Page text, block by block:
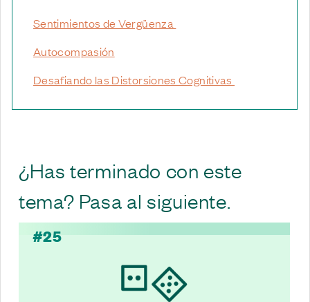
Sentimientos de Vergüenza
Autocompasión
Desafiando las Distorsiones Cognitivas
¿Has terminado con este
tema? Pasa al siguiente.
#25